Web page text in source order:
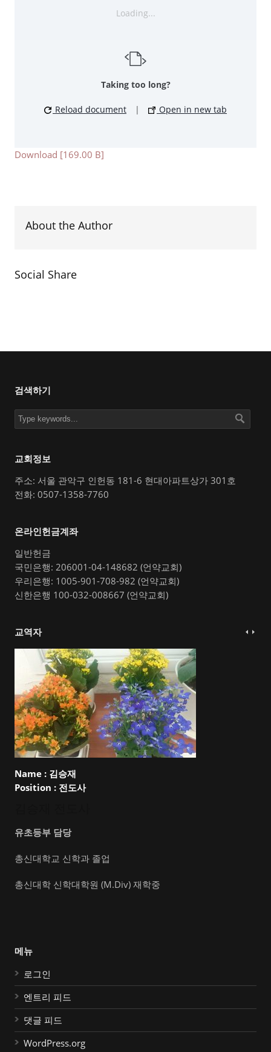
Loading...
Taking too long?
Reload document | Open in new tab
Download [169.00 B]
About the Author
Social Share
검색하기
교회정보
주소: 서울 관악구 인헌동 181-6 현대아파트상가 301호
전화: 0507-1358-7760
온라인헌금계좌
일반헌금
국민은행: 206001-04-148682 (언약교회)
우리은행: 1005-901-708-982 (언약교회)
신한은행 100-032-008667 (언약교회)
교역자
Name : 김승재
Position : 전도사
유초등부 담당
총신대학교 신학과 졸업
총신대학 신학대학원 (M.Div) 재학중
메뉴
로그인
엔트리 피드
댓글 피드
WordPress.org